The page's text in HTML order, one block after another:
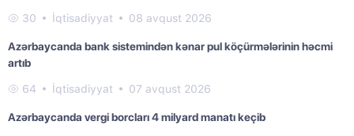
30 İqtisadiyyat 08 avqust 2026
Azərbaycanda bank sistemindən kənar pul köçürmələrinin həcmi
artıb
64 İqtisadiyyat 07 avqust 2026
Azərbaycanda vergi borcları 4 milyard manatı keçib